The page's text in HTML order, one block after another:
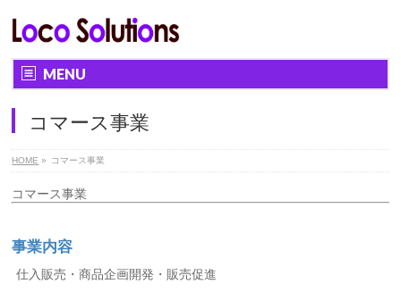
MENU
コマース事業
HOME » コマース事業
コマース事業
事業内容
仕入販売・商品企画開発・販売促進